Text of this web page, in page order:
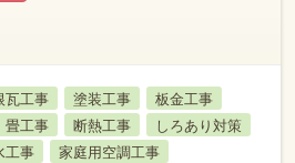
瓦工事 塗装工事
板金工事
畳工事 断熱工事
しろあり対策
工事
家庭用空調工事